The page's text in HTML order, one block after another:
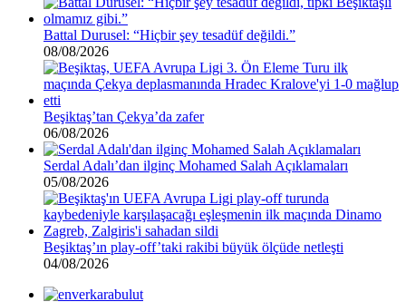
Battal Durusel: “Hiçbir şey tesadüf değildi.”
08/08/2026
Beşiktaş’tan Çekya’da zafer
06/08/2026
Serdal Adalı’dan ilginç Mohamed Salah Açıklamaları
05/08/2026
Beşiktaş’ın play-off’taki rakibi büyük ölçüde netleşti
04/08/2026